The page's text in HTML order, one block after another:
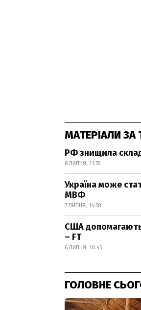
МАТЕРІАЛИ
РФ знищила
8 ЛИПНЯ, 11:55
Україна може
МВФ
7 ЛИПНЯ, 14:58
США допомагають
– FT
6 ЛИПНЯ, 10:45
ГОЛОВНЕ